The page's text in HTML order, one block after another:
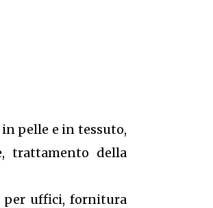
pelle e in tessuto,
trattamento della
per uffici, fornitura